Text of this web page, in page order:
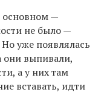
основном —
не было —
уже появлялась
они выпивали,
а у них там
вставать, идти